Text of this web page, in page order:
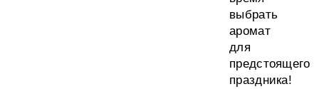
выбрать
аромат
для
предстоящего
праздника!